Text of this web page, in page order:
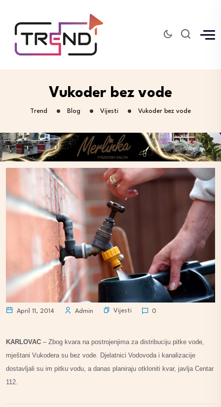
Vukoder bez vode
Trend Blog Vijesti Vukoder bez vode
April 11, 2014 Admin Vijesti 0
KARLOVAC – Zbog kvara na postrojenjima za distribuciju pitke vode,
mještani Vukodera su bez vode. Djelatnici Vodovoda i kanalizacije
dostavljali su im pitku vodu, a danas planiraju otkloniti kvar, javlja Centar
112.